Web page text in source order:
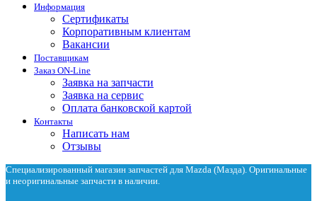
Информация
Сертификаты
Корпоративным клиентам
Вакансии
Поставщикам
Заказ ON-Line
Заявка на запчасти
Заявка на сервис
Оплата банковской картой
Контакты
Написать нам
Отзывы
Специализированный магазин запчастей для Mazda (Мазда). Оригинальные
и неоригинальные запчасти в наличии.